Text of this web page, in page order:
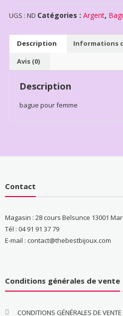
UGS : ND Catégories : Argent,
Description
Informations
Avis (0)
Description
bague pour femme
Contact
Magasin : 28 cours Belsunce 13001
Tél : 04 91 91 37 79
E-mail : contact@thebestbijoux.com
Conditions générales de vente
CONDITIONS GÉNÉRALES DE VENTE